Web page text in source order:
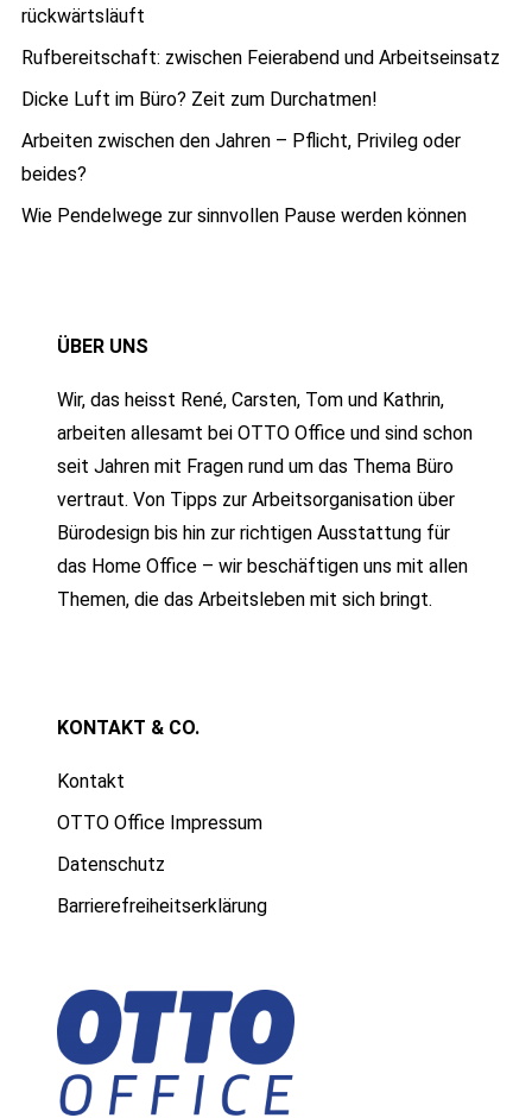
rückwärtsläuft
Rufbereitschaft: zwischen Feierabend und Arbeitseinsatz
Dicke Luft im Büro? Zeit zum Durchatmen!
Arbeiten zwischen den Jahren – Pflicht, Privileg oder
beides?
Wie Pendelwege zur sinnvollen Pause werden können
ÜBER UNS
Wir, das heisst René, Carsten, Tom und Kathrin,
arbeiten allesamt bei OTTO Office und sind schon
seit Jahren mit Fragen rund um das Thema Büro
vertraut. Von Tipps zur Arbeitsorganisation über
Bürodesign bis hin zur richtigen Ausstattung für
das Home Office – wir beschäftigen uns mit allen
Themen, die das Arbeitsleben mit sich bringt.
KONTAKT & CO.
Kontakt
OTTO Office Impressum
Datenschutz
Barrierefreiheitserklärung